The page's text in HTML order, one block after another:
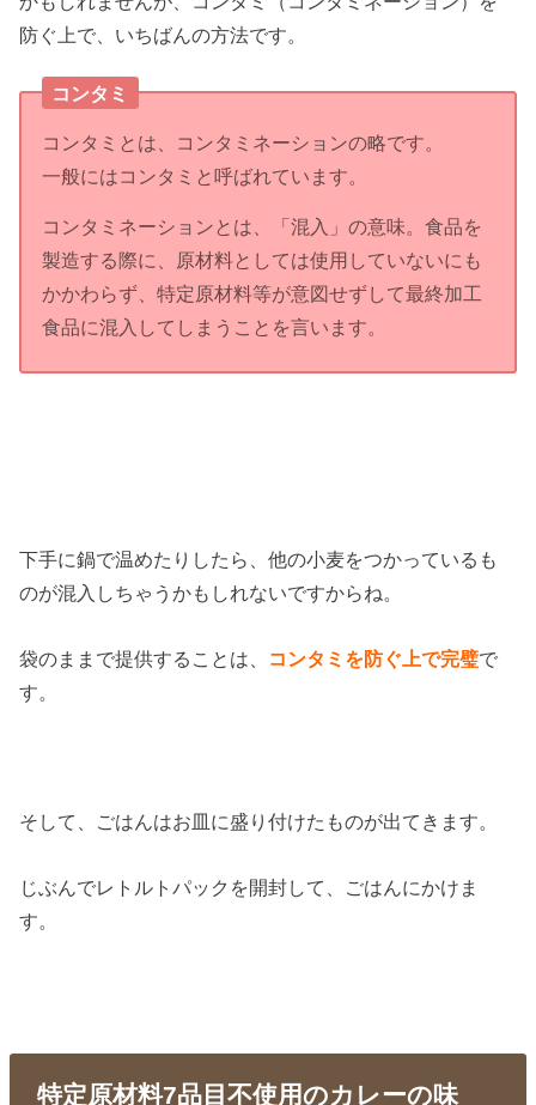
防ぐ上で、いちばんの方法です。
コンタミ
コンタミとは、コンタミネーションの略です。
一般にはコンタミと呼ばれています。
コンタミネーションとは、「混入」の意味。食品を
製造する際に、原材料としては使用していないにも
かかわらず、特定原材料等が意図せずして最終加工
食品に混入してしまうことを言います。
下手に鍋で温めたりしたら、他の小麦をつかっているも
のが混入しちゃうかもしれないですからね。
袋のままで提供することは、 コンタミを防ぐ上で完璧で
す。
そして、ごはんはお皿に盛り付けたものが出てきます。
じぶんでレトルトパックを開封して、ごはんにかけま
す。
特定原材料7品目不使用のカレーの味